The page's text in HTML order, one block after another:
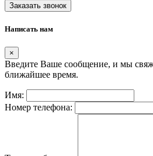
Заказать звонок
Написать нам
×
Введите Ваше сообщение, и мы
ближайшее время.
Имя:
Номер телефона: